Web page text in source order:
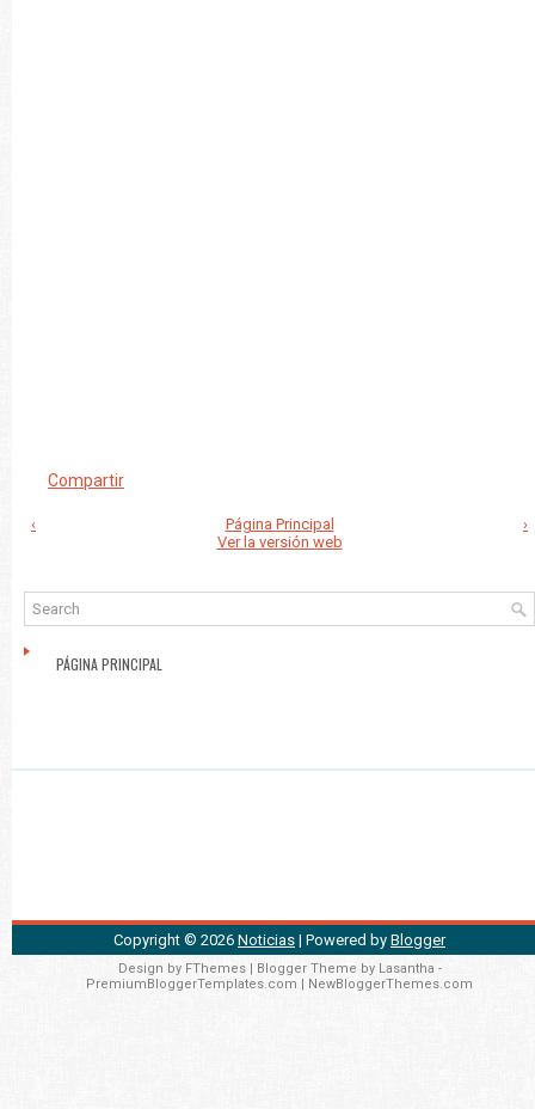
Compartir
‹ ›
Página Principal
Ver la versión web
PÁGINA PRINCIPAL
Copyright © 2026 Noticias | Powered by Blogger
Design by FThemes| Blogger Theme by Lasantha -
PremiumBloggerTemplates.com | NewBloggerThemes.com